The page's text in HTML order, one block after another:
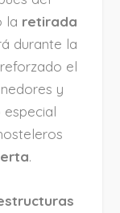
la retirada
durante la
el
y
.